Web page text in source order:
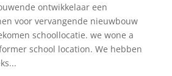
ontwikkelaar een
voor vervangende nieuwbouw
schoollocatie. we wone a
school location. We hebben